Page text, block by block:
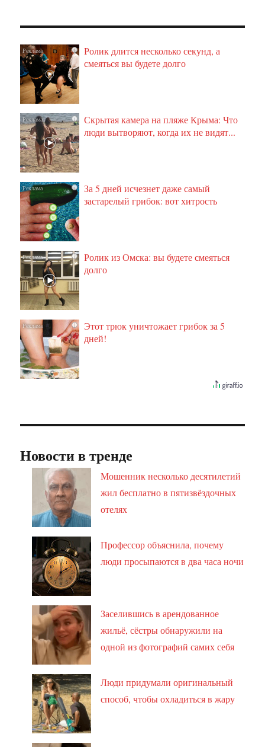
i
Ролик длится несколько секунд, а
смеяться вы будете долго
i
Скрытая камера на пляже Крыма: Что
люди вытворяют, когда их не видят...
i
За 5 дней исчезнет даже самый
застарелый грибок: вот хитрость
i
Ролик из Омска: вы будете смеяться
долго
i
Этот трюк уничтожает грибок за 5
дней!
Новости в тренде
Мошенник несколько десятилетий
жил бесплатно в пятизвёздочных
отелях
Профессор объяснила, почему
люди просыпаются в два часа ночи
Заселившись в арендованное
жильё, сёстры обнаружили на
одной из фотографий самих себя
Люди придумали оригинальный
способ, чтобы охладиться в жару